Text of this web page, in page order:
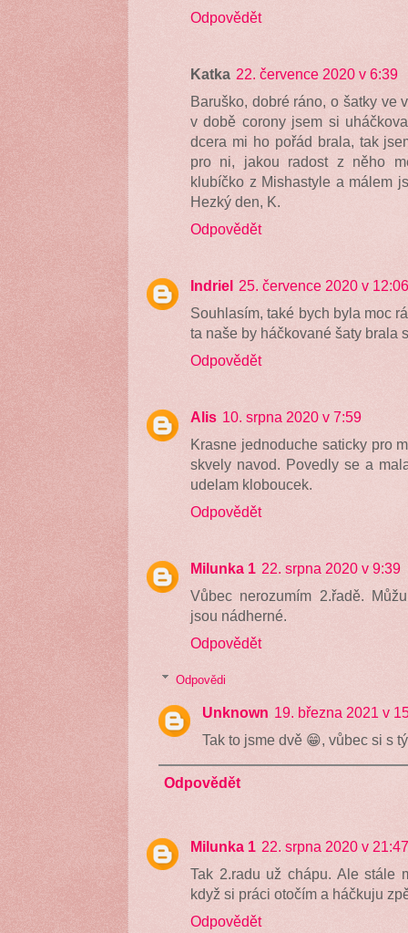
Odpovědět
Katka 22. července 2020 v 6:39
Baruško, dobré ráno, o šatky ve
v době corony jsem si
dcera mi ho pořád brala, tak
pro ni, jakou radost z něho
klubíčko z Mishastyle a málem
Hezký den, K.
Odpovědět
Indriel 25. července 2020 v 12:06
Souhlasím, také bych byla moc
ta naše by háčkované šaty brala
Odpovědět
Alis 10. srpna 2020 v 7:59
Krasne jednoduche saticky pro
skvely navod. Povedly se a
udelam kloboucek.
Odpovědět
Milunka 1 22. srpna 2020 v 9:39
Vůbec nerozumím 2.řadě.
jsou nádherné.
Odpovědět
Odpovědi
Unknown 19. března 2021 v
Tak to jsme dvě 😁, vůbec si s
Odpovědět
Milunka 1 22. srpna 2020 v 21:47
Tak 2.radu už chápu. Ale stále
když si práci otočím a háčkuju
Odpovědět